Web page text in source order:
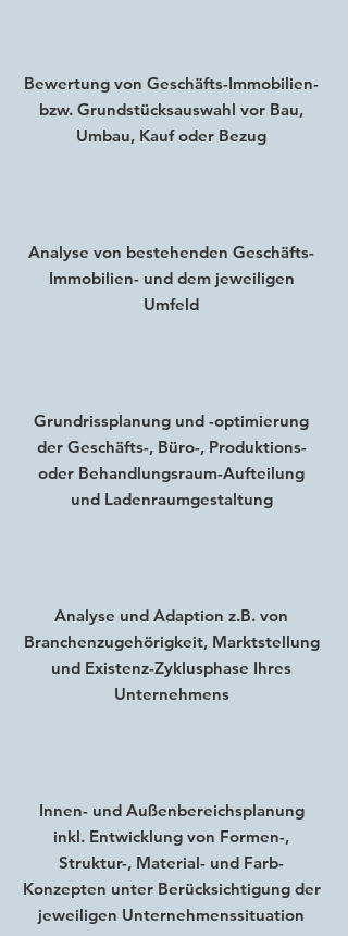
Bewertung von Geschäfts-Immobilien-
bzw. Grundstücksauswahl vor Bau,
Umbau, Kauf oder Bezug
Analyse von bestehenden Geschäfts-
Immobilien- und dem jeweiligen
Umfeld
Grundrissplanung und -optimierung
der Geschäfts-, Büro-, Produktions-
oder Behandlungsraum-Aufteilung
und Ladenraumgestaltung
Analyse und Adaption z.B. von
Branchenzugehörigkeit, Marktstellung
und Existenz-Zyklusphase Ihres
Unternehmens
Innen- und Außenbereichsplanung
inkl. Entwicklung von Formen-,
Struktur-, Material- und Farb-
Konzepten unter Berücksichtigung der
jeweiligen Unternehmenssituation